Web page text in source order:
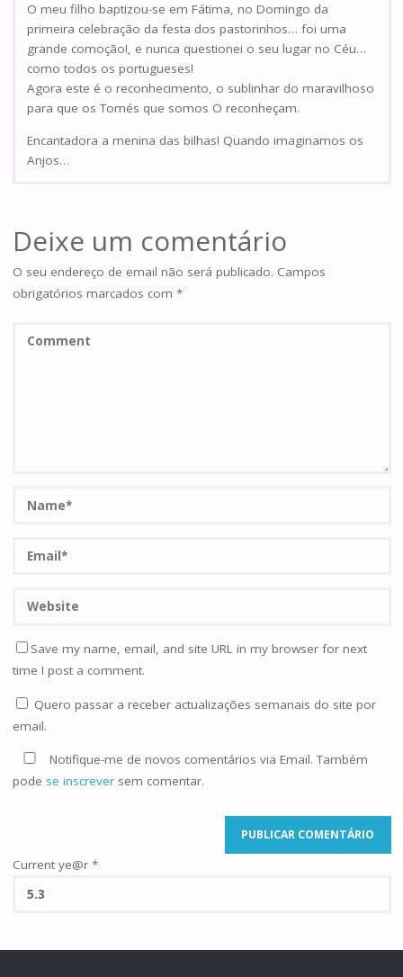
O meu filho baptizou-se em Fátima, no Domingo da
primeira celebração da festa dos pastorinhos… foi uma
grande comoção!, e nunca questionei o seu lugar no Céu…
como todos os portugueses!
Agora este é o reconhecimento, o sublinhar do maravilhoso
para que os Tomés que somos O reconheçam.
Encantadora a menina das bilhas! Quando imaginamos os
Anjos…
Deixe um comentário
O seu endereço de email não será publicado. Campos
obrigatórios marcados com *
Save my name, email, and site URL in my browser for next
time I post a comment.
Quero passar a receber actualizações semanais do site por
email.
Notifique-me de novos comentários via Email. Também
pode se inscreversem comentar.
Current ye@r *